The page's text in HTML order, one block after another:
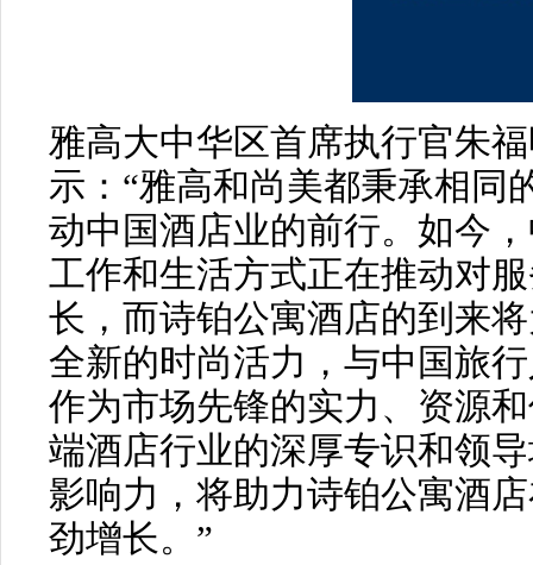
雅高大中华区首席执行官朱
示：“雅高和尚美都秉承相同
动中国酒店业的前行。如今
工作和生活方式正在推动对
长，而诗铂公寓酒店的到来
全新的时尚活力，与中国旅
作为市场先锋的实力、资源
端酒店行业的深厚专识和领
影响力，将助力诗铂公寓酒
劲增长。”